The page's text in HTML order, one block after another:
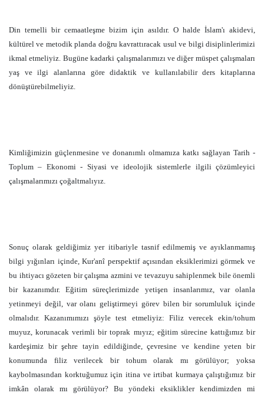
Din temelli bir cemaatleşme bizim için asıldır. O halde İslam'ı akidevi,
kültürel ve metodik planda doğru kavrattıracak usul ve bilgi disiplinlerimizi
ikmal etmeliyiz. Bugüne kadarki çalışmalarımızı ve diğer müspet çalışmaları
yaş ve ilgi alanlarına göre didaktik ve kullanılabilir ders kitaplarına
dönüştürebilmeliyiz.
Kimliğimizin güçlenmesine ve donanımlı olmamıza katkı sağlayan Tarih -
Toplum – Ekonomi - Siyasi ve ideolojik sistemlerle ilgili çözümleyici
çalışmalarımızı çoğaltmalıyız.
Sonuç olarak geldiğimiz yer itibariyle tasnif edilmemiş ve ayıklanmamış
bilgi yığınları içinde, Kur'anî perspektif açısından eksiklerimizi görmek ve
bu ihtiyacı gözeten bir çalışma azmini ve tevazuyu sahiplenmek bile önemli
bir kazanımdır. Eğitim süreçlerimizde yetişen insanlarımız, var olanla
yetinmeyi değil, var olanı geliştirmeyi görev bilen bir sorumluluk içinde
olmalıdır. Kazanımımızı şöyle test etmeliyiz: Filiz verecek ekin/tohum
muyuz, korunacak verimli bir toprak mıyız; eğitim sürecine kattığımız bir
kardeşimiz bir şehre tayin edildiğinde, çevresine ve kendine yeten bir
konumunda filiz verilecek bir tohum olarak mı görülüyor; yoksa
kaybolmasından korktuğumuz için itina ve irtibat kurmaya çalıştığımız bir
imkân olarak mı görülüyor? Bu yöndeki eksiklikler kendimizden mi